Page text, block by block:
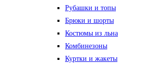
Рубашки и топы
Брюки и шорты
Костюмы из льна
Комбинезоны
Куртки и жакеты